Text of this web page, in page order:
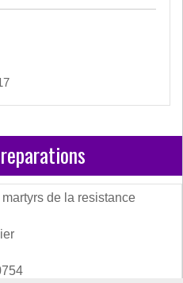
de la resistance